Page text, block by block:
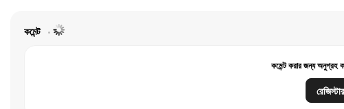
কমেন্ট
কমেন্ট করার জন্য অনুগ্রহ
রেজিস্টার